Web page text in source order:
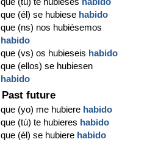
que (él) se hubiese habido
que (ns) nos hubiésemos
habido
que (vs) os hubieseis habido
que (ellos) se hubiesen
habido
Past future
que (yo) me hubiere habido
que (tú) te hubieres habido
que (él) se hubiere habido